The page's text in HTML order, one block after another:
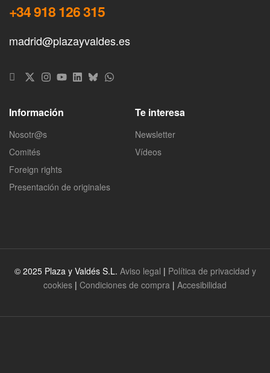
+34 918 126 315
madrid@plazayvaldes.es
Información
Nosotr@s
Comités
Foreign rights
Presentación de originales
Te interesa
Newsletter
Vídeos
© 2025 Plaza y Valdés S.L. Aviso legal | Política de privacidad y
cookies | Condiciones de compra | Accesibilidad